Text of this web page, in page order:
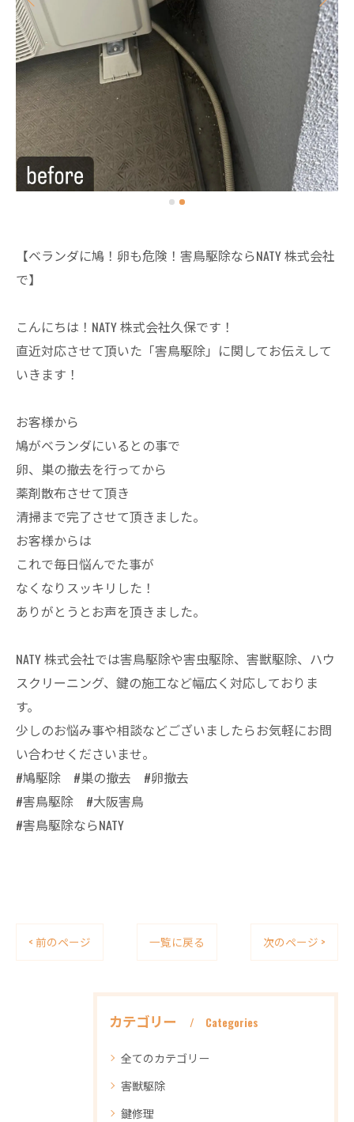
【ベランダに鳩！卵も危険！害鳥駆除ならNATY 株式会社
で】
こんにちは！NATY 株式会社久保です！
直近対応させて頂いた「害鳥駆除」に関してお伝えして
いきます！
お客様から
鳩がベランダにいるとの事で
卵、巣の撤去を行ってから
薬剤散布させて頂き
清掃まで完了させて頂きました。
お客様からは
これで毎日悩んでた事が
なくなりスッキリした！
ありがとうとお声を頂きました。
NATY 株式会社では害鳥駆除や害虫駆除、害獣駆除、ハウ
スクリーニング、鍵の施工など幅広く対応しておりま
す。
少しのお悩み事や相談などございましたらお気軽にお問
い合わせくださいませ。
#鳩駆除 #巣の撤去 #卵撤去
#害鳥駆除 #大阪害鳥
#害鳥駆除ならNATY
< 前のページ 一覧に戻る 次のページ >
カテゴリー Categories
全てのカテゴリー
害獣駆除
鍵修理